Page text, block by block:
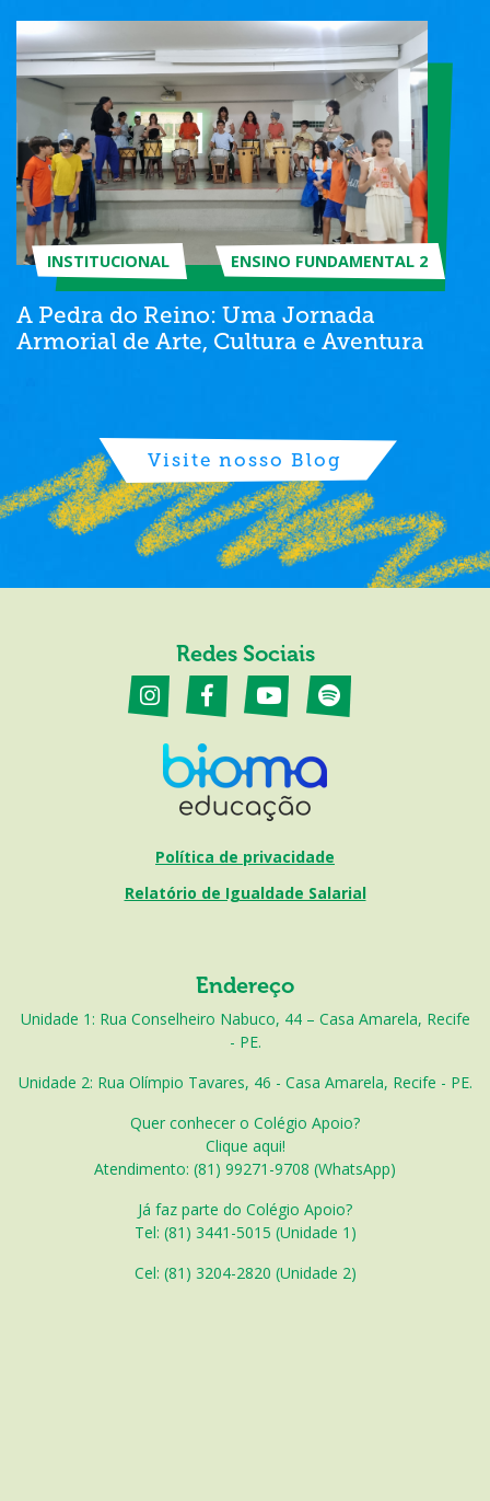
ENSINO FUNDAMENTAL 2
INSTITUCIONAL
A Pedra do Reino: Uma Jornada
Armorial de Arte, Cultura e Aventura
Visite nosso Blog
Redes Sociais
Política de privacidade
Relatório de Igualdade Salarial
Endereço
Unidade 1: Rua Conselheiro Nabuco, 44 – Casa Amarela, Recife
- PE.
Unidade 2: Rua Olímpio Tavares, 46 - Casa Amarela, Recife - PE.
Quer conhecer o Colégio Apoio?
Clique aqui!
Atendimento: (81) 99271-9708 (WhatsApp)
Já faz parte do Colégio Apoio?
Tel: (81) 3441-5015 (Unidade 1)
Cel: (81) 3204-2820 (Unidade 2)